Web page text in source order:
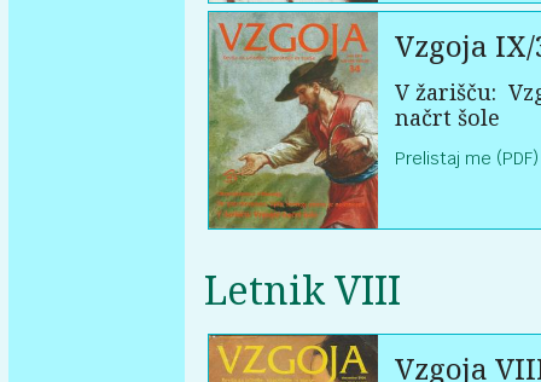
Vzgoja IX/
V žarišču:
načrt šole
Prelistaj me (PDF)
Letnik VIII
Vzgoja